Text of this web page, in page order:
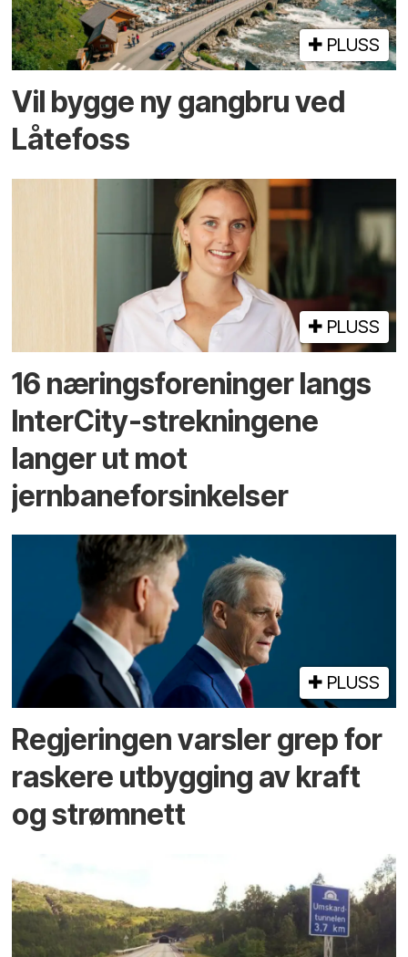
PLUSS
Vil bygge ny gangbru ved
Låtefoss
PLUSS
16 næringsforeninger langs
InterCity-strekningene
langer ut mot
jernbaneforsinkelser
PLUSS
Regjeringen varsler grep for
raskere utbygging av kraft
og strømnett